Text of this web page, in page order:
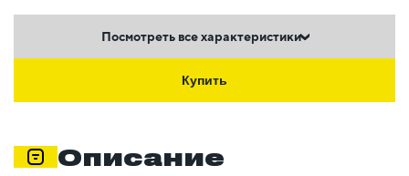
Посмотреть все характеристики
Купить
Описание